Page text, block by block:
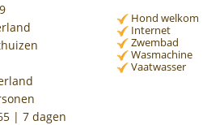
| 7 dagen
Hond welkom
Internet
Zwembad
Wasmachine
Vaatwasser